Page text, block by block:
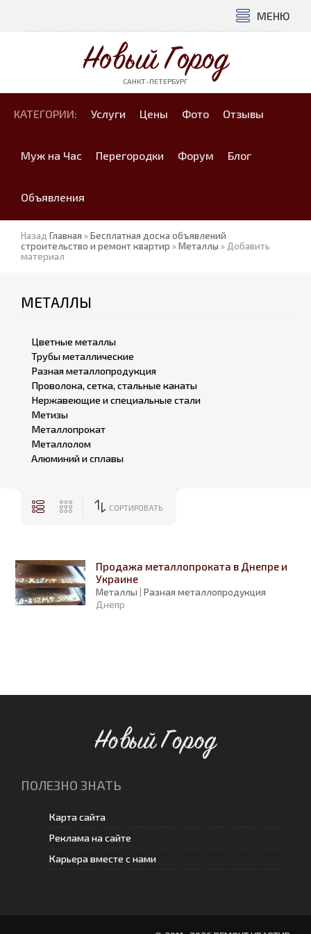
МЕНЮ
Новый Город
САНКТ-ПЕТЕРБУРГ
КАТЕГОРИИ: Услуги Цены Фото Отзывы
Муж на Час Перегородки Форум Блог
Объявления
Назад Главная »Бесплатная доска объявлений
строительство и ремонт квартир »Металлы » Добавить
материал
МЕТАЛЛЫ
Цветные металлы
Трубы металлические
Разная металлопродукция
Проволока, сетка, стальные канаты
Нержавеющие и специальные стали
Метизы
Металлопрокат
Металлолом
Алюминий и сплавы
СОРТИРОВАТЬ
Продажа металлопроката в Днепре и
Украине
Металлы | Разная металлопродукция
Днепр
Новый Город
ПОЛЕЗНО ЗНАТЬ
Карта сайта
Реклама на сайте
Карьера вместе с нами